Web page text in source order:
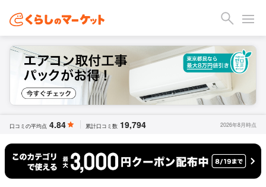
口コミの平均点 4.84 累計口コミ数 19,794 2026年8月時点